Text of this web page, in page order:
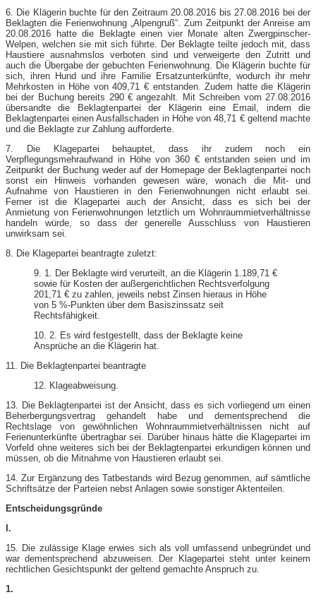
6. Die Klägerin buchte für den Zeitraum 20.08.2016 bis 27.08.2016 bei der
Beklagten die Ferienwohnung „Alpengruß“. Zum Zeitpunkt der Anreise am
20.08.2016 hatte die Beklagte einen vier Monate alten Zwergpinscher-
Welpen, welchen sie mit sich führte. Der Beklagte teilte jedoch mit, dass
Haustiere ausnahmslos verboten sind und verweigerte den Zutritt und
auch die Übergabe der gebuchten Ferienwohnung. Die Klägerin buchte für
sich, ihren Hund und ihre Familie Ersatzunterkünfte, wodurch ihr mehr
Mehrkosten in Höhe von 409,71 € entstanden. Zudem hatte die Klägerin
bei der Buchung bereits 290 € angezahlt. Mit Schreiben vom 27.08.2016
übersandte die Beklagtenpartei der Klägerin eine Email, indem die
Beklagtenpartei einen Ausfallschaden in Höhe von 48,71 € geltend machte
und die Beklagte zur Zahlung aufforderte.
7. Die Klagepartei behauptet, dass ihr zudem noch ein
Verpflegungsmehraufwand in Höhe von 360 € entstanden seien und im
Zeitpunkt der Buchung weder auf der Homepage der Beklagtenpartei noch
sonst ein Hinweis vorhanden gewesen wäre, wonach die Mit- und
Aufnahme von Haustieren in den Ferienwohnungen nicht erlaubt sei.
Ferner ist die Klagepartei auch der Ansicht, dass es sich bei der
Anmietung von Ferienwohnungen letztlich um Wohnraummietverhältnisse
handeln würde, so dass der generelle Ausschluss von Haustieren
unwirksam sei.
8. Die Klagepartei beantragte zuletzt:
9. 1. Der Beklagte wird verurteilt, an die Klägerin 1.189,71 €
sowie für Kosten der außergerichtlichen Rechtsverfolgung
201,71 € zu zahlen, jeweils nebst Zinsen hieraus in Höhe
von 5 %-Punkten über dem Basiszinssatz seit
Rechtsfähigkeit.
10. 2. Es wird festgestellt, dass der Beklagte keine
Ansprüche an die Klägerin hat.
11. Die Beklagtenpartei beantragte
12. Klageabweisung.
13. Die Beklagtenpartei ist der Ansicht, dass es sich vorliegend um einen
Beherbergungsvertrag gehandelt habe und dementsprechend die
Rechtslage von gewöhnlichen Wohnraummietverhältnissen nicht auf
Ferienunterkünfte übertragbar sei. Darüber hinaus hätte die Klagepartei im
Vorfeld ohne weiteres sich bei der Beklagtenpartei erkundigen können und
müssen, ob die Mitnahme von Haustieren erlaubt sei.
14. Zur Ergänzung des Tatbestands wird Bezug genommen, auf sämtliche
Schriftsätze der Parteien nebst Anlagen sowie sonstiger Aktenteilen.
Entscheidungsgründe
I.
15. Die zulässige Klage erwies sich als voll umfassend unbegründet und
war dementsprechend abzuweisen. Der Klagepartei steht unter keinem
rechtlichen Gesichtspunkt der geltend gemachte Anspruch zu.
1.